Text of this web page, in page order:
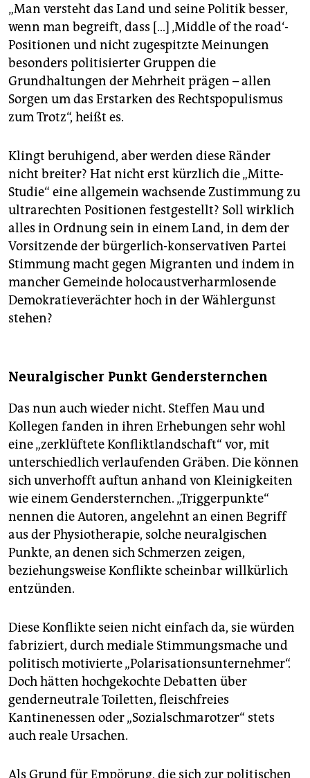
„Man versteht das Land und seine Politik besser,
wenn man begreift, dass […] ‚Middle of the road‘-
Positionen und nicht zugespitzte Meinungen
besonders politisierter Gruppen die
Grundhaltungen der Mehrheit prägen – allen
Sorgen um das Erstarken des Rechtspopulismus
zum Trotz“, heißt es.
Klingt beruhigend, aber werden diese Ränder
nicht breiter? Hat nicht erst kürzlich die „Mitte-
Studie“ eine allgemein wachsende Zustimmung zu
ultrarechten Positionen festgestellt? Soll wirklich
alles in Ordnung sein in einem Land, in dem der
Vorsitzende der bürgerlich-konservativen Partei
Stimmung macht gegen Migranten und indem in
mancher Gemeinde holocaustverharmlosende
Demokratieverächter hoch in der Wählergunst
stehen?
Neuralgischer Punkt Gendersternchen
Das nun auch wieder nicht. Steffen Mau und
Kollegen fanden in ihren Erhebungen sehr wohl
eine „zerklüftete Konfliktlandschaft“ vor, mit
unterschiedlich verlaufenden Gräben. Die können
sich unverhofft auftun anhand von Kleinigkeiten
wie einem Gendersternchen. „Triggerpunkte“
nennen die Autoren, angelehnt an einen Begriff
aus der Physiotherapie, solche neuralgischen
Punkte, an denen sich Schmerzen zeigen,
beziehungsweise Konflikte scheinbar willkürlich
entzünden.
Diese Konflikte seien nicht einfach da, sie würden
fabriziert, durch mediale Stimmungsmache und
politisch motivierte „Polarisationsunternehmer“.
Doch hätten hochgekochte Debatten über
genderneutrale Toiletten, fleischfreies
Kantinenessen oder „Sozialschmarotzer“ stets
auch reale Ursachen.
Als Grund für Empörung, die sich zur politischen